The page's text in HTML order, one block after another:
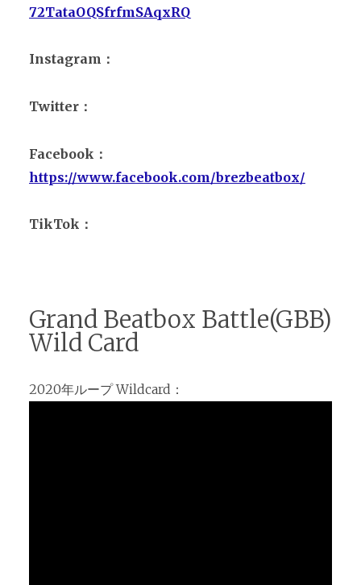
72TataOQSfrfmSAqxRQ
Instagram：
Twitter：
Facebook：
https://www.facebook.com/brezbeatbox/
TikTok：
Grand Beatbox Battle(GBB)
Wild Card
2020年ループ Wildcard：